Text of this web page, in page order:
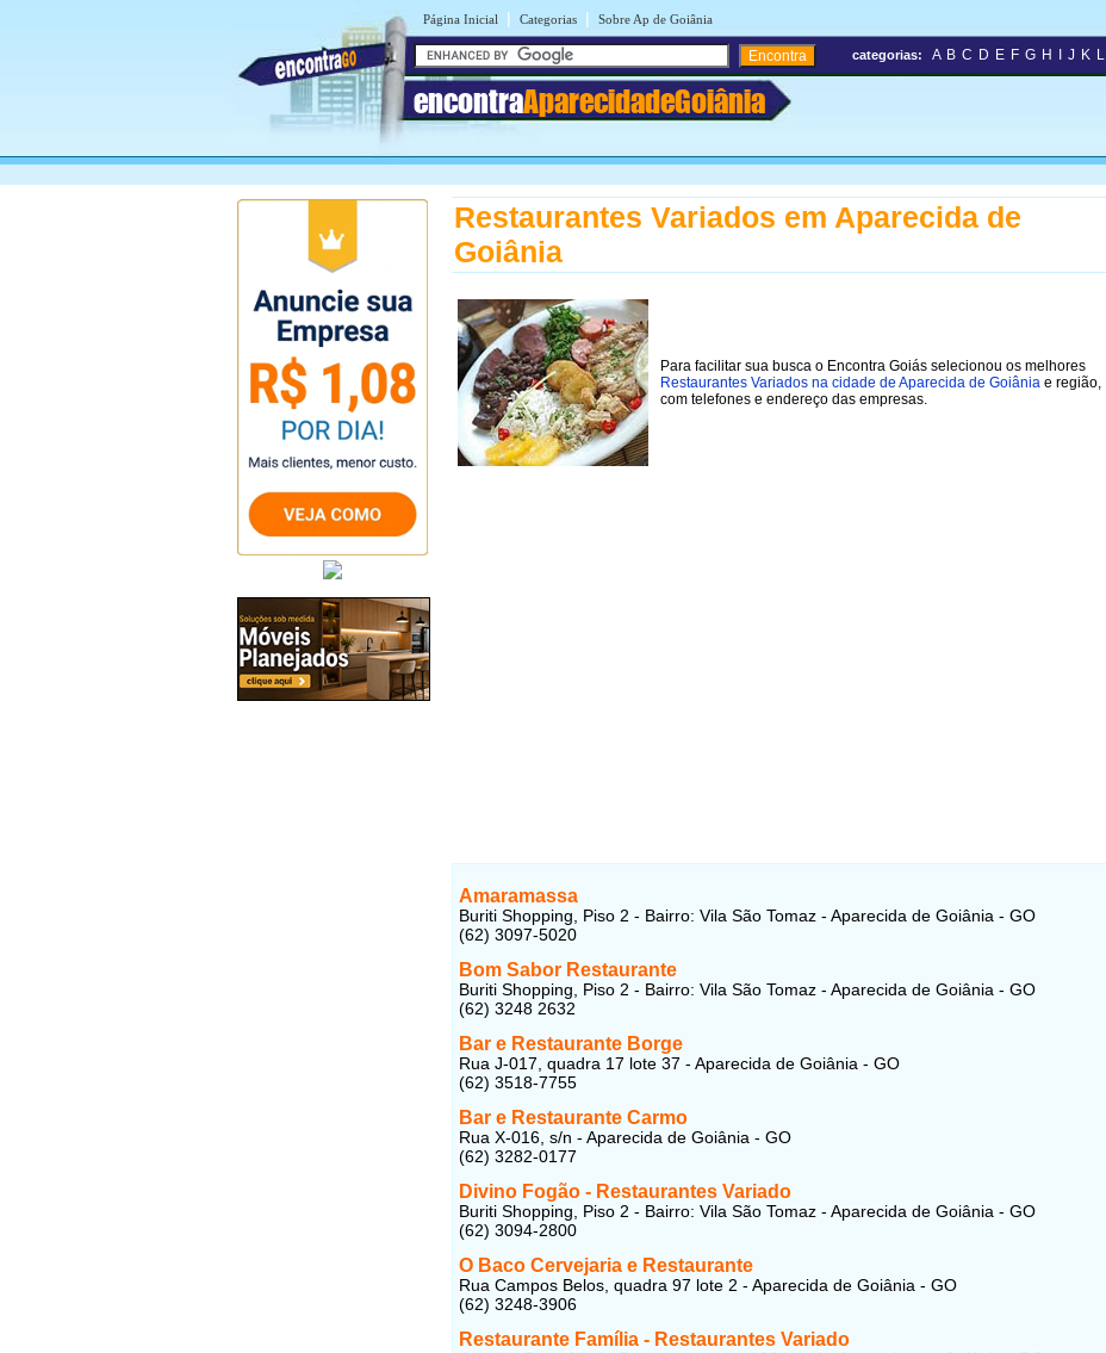
Página Inicial | Categorias | Sobre Ap de Goiânia
encontraAparecidadeGoiânia
categorias: A B C D E F G H J K L
Restaurantes Variados em Aparecida de
Goiânia
Para facilitar sua busca o Encontra Goiás selecionou os melhores
Restaurantes Variados na cidade de Aparecida de Goiânia e região,
com telefones e endereço das empresas.
Amaramassa
Buriti Shopping, Piso 2 - Bairro: Vila São Tomaz - Aparecida de Goiânia - GO
(62) 3097-5020
Bom Sabor Restaurante
Buriti Shopping, Piso 2 - Bairro: Vila São Tomaz - Aparecida de Goiânia - GO
(62) 3248 2632
Bar e Restaurante Borge
Rua J-017, quadra 17 lote 37 - Aparecida de Goiânia - GO
(62) 3518-7755
Bar e Restaurante Carmo
Rua X-016, s/n - Aparecida de Goiânia - GO
(62) 3282-0177
Divino Fogão - Restaurantes Variado
Buriti Shopping, Piso 2 - Bairro: Vila São Tomaz - Aparecida de Goiânia - GO
(62) 3094-2800
O Baco Cervejaria e Restaurante
Rua Campos Belos, quadra 97 lote 2 - Aparecida de Goiânia - GO
(62) 3248-3906
Restaurante Família - Restaurantes Variado